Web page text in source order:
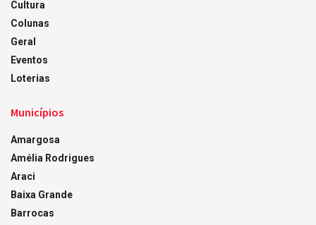
Cultura
Colunas
Geral
Eventos
Loterias
Municípios
Amargosa
Amélia Rodrigues
Araci
Baixa Grande
Barrocas